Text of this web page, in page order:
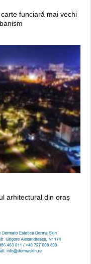
funciară mai vechi
arhitectural din oraș